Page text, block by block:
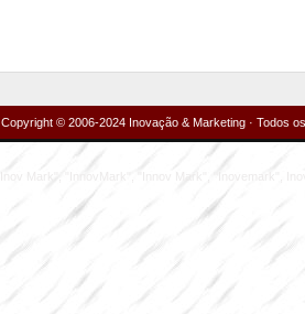
Copyright © 2006-2024 Inovação & Marketing · Todos